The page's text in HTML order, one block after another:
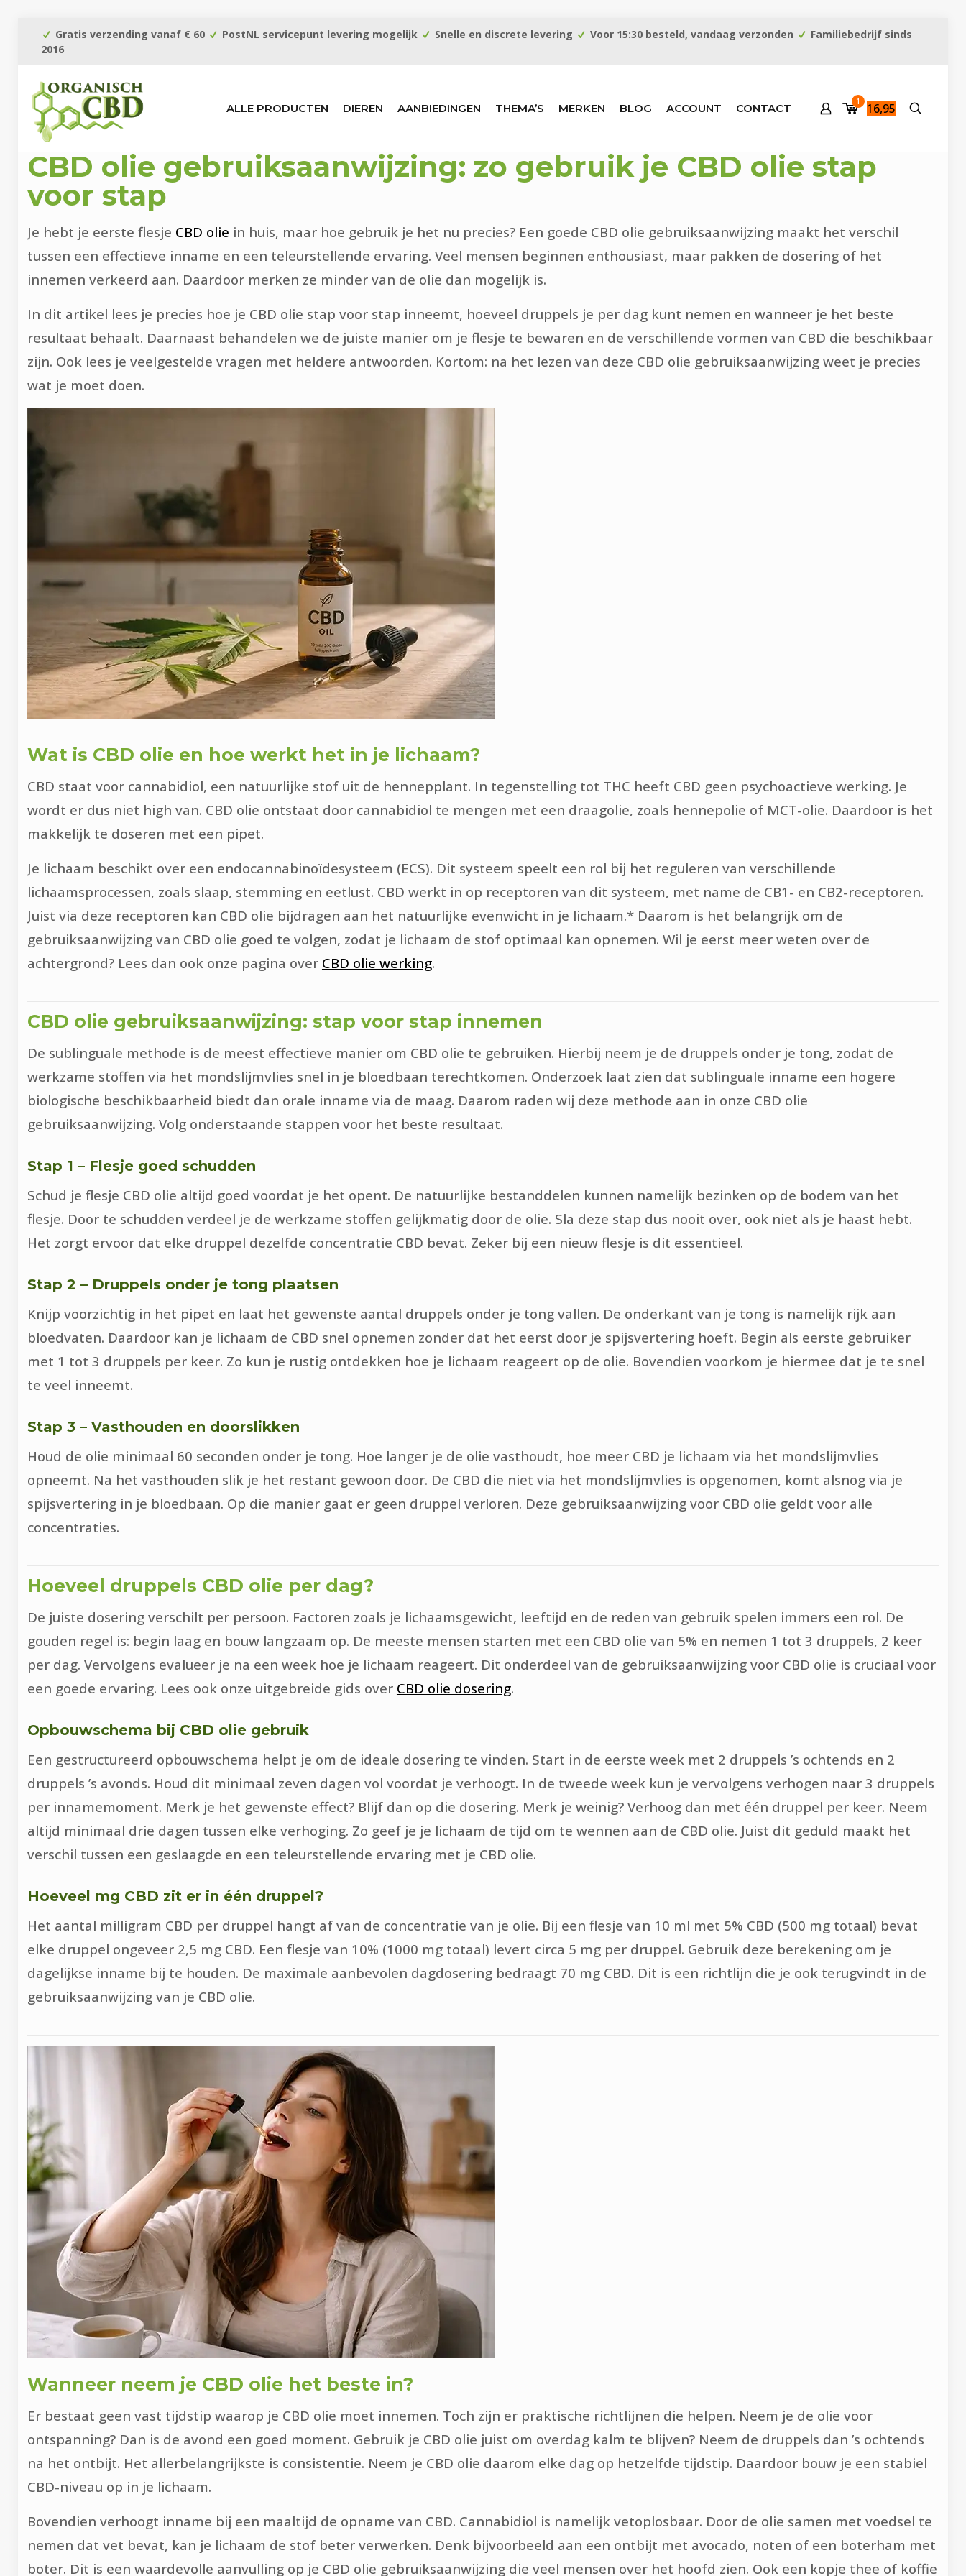
Gratis verzending vanaf € 60 PostNL servicepunt levering mogelijk Snelle en discrete levering Voor 15:30 besteld, vandaag verzonden
Familiebedrijf sinds
2016
ALLE PRODUCTEN DIEREN AANBIEDINGEN THEMA’S MERKEN BLOG ACCOUNT CONTACT
1 16,95
CBD olie gebruiksaanwijzing: zo gebruik je CBD olie stap
voor stap
Je hebt je eerste flesje CBD olie in huis, maar hoe gebruik je het nu precies? Een goede CBD olie gebruiksaanwijzing maakt het verschil
tussen een effectieve inname en een teleurstellende ervaring. Veel mensen beginnen enthousiast, maar pakken de dosering of het
innemen verkeerd aan. Daardoor merken ze minder van de olie dan mogelijk is.
In dit artikel lees je precies hoe je CBD olie stap voor stap inneemt, hoeveel druppels je per dag kunt nemen en wanneer je het beste
resultaat behaalt. Daarnaast behandelen we de juiste manier om je flesje te bewaren en de verschillende vormen van CBD die beschikbaar
zijn. Ook lees je veelgestelde vragen met heldere antwoorden. Kortom: na het lezen van deze CBD olie gebruiksaanwijzing weet je precies
wat je moet doen.
Wat is CBD olie en hoe werkt het in je lichaam?
CBD staat voor cannabidiol, een natuurlijke stof uit de hennepplant. In tegenstelling tot THC heeft CBD geen psychoactieve werking. Je
wordt er dus niet high van. CBD olie ontstaat door cannabidiol te mengen met een draagolie, zoals hennepolie of MCT-olie. Daardoor is het
makkelijk te doseren met een pipet.
Je lichaam beschikt over een endocannabinoïdesysteem (ECS). Dit systeem speelt een rol bij het reguleren van verschillende
lichaamsprocessen, zoals slaap, stemming en eetlust. CBD werkt in op receptoren van dit systeem, met name de CB1- en CB2-receptoren.
Juist via deze receptoren kan CBD olie bijdragen aan het natuurlijke evenwicht in je lichaam.* Daarom is het belangrijk om de
gebruiksaanwijzing van CBD olie goed te volgen, zodat je lichaam de stof optimaal kan opnemen. Wil je eerst meer weten over de
achtergrond? Lees dan ook onze pagina over CBD olie werking.
CBD olie gebruiksaanwijzing: stap voor stap innemen
De sublinguale methode is de meest effectieve manier om CBD olie te gebruiken. Hierbij neem je de druppels onder je tong, zodat de
werkzame stoffen via het mondslijmvlies snel in je bloedbaan terechtkomen. Onderzoek laat zien dat sublinguale inname een hogere
biologische beschikbaarheid biedt dan orale inname via de maag. Daarom raden wij deze methode aan in onze CBD olie
gebruiksaanwijzing. Volg onderstaande stappen voor het beste resultaat.
Stap 1 – Flesje goed schudden
Schud je flesje CBD olie altijd goed voordat je het opent. De natuurlijke bestanddelen kunnen namelijk bezinken op de bodem van het
flesje. Door te schudden verdeel je de werkzame stoffen gelijkmatig door de olie. Sla deze stap dus nooit over, ook niet als je haast hebt.
Het zorgt ervoor dat elke druppel dezelfde concentratie CBD bevat. Zeker bij een nieuw flesje is dit essentieel.
Stap 2 – Druppels onder je tong plaatsen
Knijp voorzichtig in het pipet en laat het gewenste aantal druppels onder je tong vallen. De onderkant van je tong is namelijk rijk aan
bloedvaten. Daardoor kan je lichaam de CBD snel opnemen zonder dat het eerst door je spijsvertering hoeft. Begin als eerste gebruiker
met 1 tot 3 druppels per keer. Zo kun je rustig ontdekken hoe je lichaam reageert op de olie. Bovendien voorkom je hiermee dat je te snel
te veel inneemt.
Stap 3 – Vasthouden en doorslikken
Houd de olie minimaal 60 seconden onder je tong. Hoe langer je de olie vasthoudt, hoe meer CBD je lichaam via het mondslijmvlies
opneemt. Na het vasthouden slik je het restant gewoon door. De CBD die niet via het mondslijmvlies is opgenomen, komt alsnog via je
spijsvertering in je bloedbaan. Op die manier gaat er geen druppel verloren. Deze gebruiksaanwijzing voor CBD olie geldt voor alle
concentraties.
Hoeveel druppels CBD olie per dag?
De juiste dosering verschilt per persoon. Factoren zoals je lichaamsgewicht, leeftijd en de reden van gebruik spelen immers een rol. De
gouden regel is: begin laag en bouw langzaam op. De meeste mensen starten met een CBD olie van 5% en nemen 1 tot 3 druppels, 2 keer
per dag. Vervolgens evalueer je na een week hoe je lichaam reageert. Dit onderdeel van de gebruiksaanwijzing voor CBD olie is cruciaal voor
een goede ervaring. Lees ook onze uitgebreide gids over CBD olie dosering.
Opbouwschema bij CBD olie gebruik
Een gestructureerd opbouwschema helpt je om de ideale dosering te vinden. Start in de eerste week met 2 druppels ’s ochtends en 2
druppels ’s avonds. Houd dit minimaal zeven dagen vol voordat je verhoogt. In de tweede week kun je vervolgens verhogen naar 3 druppels
per innamemoment. Merk je het gewenste effect? Blijf dan op die dosering. Merk je weinig? Verhoog dan met één druppel per keer. Neem
altijd minimaal drie dagen tussen elke verhoging. Zo geef je je lichaam de tijd om te wennen aan de CBD olie. Juist dit geduld maakt het
verschil tussen een geslaagde en een teleurstellende ervaring met je CBD olie.
Hoeveel mg CBD zit er in één druppel?
Het aantal milligram CBD per druppel hangt af van de concentratie van je olie. Bij een flesje van 10 ml met 5% CBD (500 mg totaal) bevat
elke druppel ongeveer 2,5 mg CBD. Een flesje van 10% (1000 mg totaal) levert circa 5 mg per druppel. Gebruik deze berekening om je
dagelijkse inname bij te houden. De maximale aanbevolen dagdosering bedraagt 70 mg CBD. Dit is een richtlijn die je ook terugvindt in de
gebruiksaanwijzing van je CBD olie.
Wanneer neem je CBD olie het beste in?
Er bestaat geen vast tijdstip waarop je CBD olie moet innemen. Toch zijn er praktische richtlijnen die helpen. Neem je de olie voor
ontspanning? Dan is de avond een goed moment. Gebruik je CBD olie juist om overdag kalm te blijven? Neem de druppels dan ’s ochtends
na het ontbijt. Het allerbelangrijkste is consistentie. Neem je CBD olie daarom elke dag op hetzelfde tijdstip. Daardoor bouw je een stabiel
CBD-niveau op in je lichaam.
Bovendien verhoogt inname bij een maaltijd de opname van CBD. Cannabidiol is namelijk vetoplosbaar. Door de olie samen met voedsel te
nemen dat vet bevat, kan je lichaam de stof beter verwerken. Denk bijvoorbeeld aan een ontbijt met avocado, noten of een boterham met
boter. Dit is een waardevolle aanvulling op je CBD olie gebruiksaanwijzing die veel mensen over het hoofd zien. Ook een kopje thee of koffie